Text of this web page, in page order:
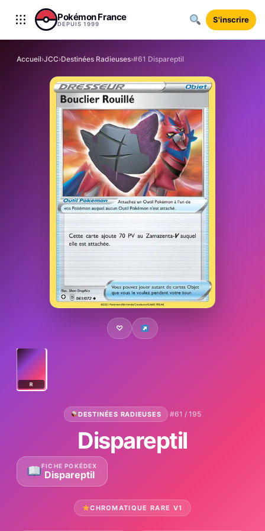
Aller au contenu
Pokémon France
DEPUIS 1999 S'inscrire
Accueil›JCC›Destinées Radieuses›#61 Dispareptil
♡
R
DESTINÉES RADIEUSES ·#61 / 195
Dispareptil
FICHE POKÉDEX
Dispareptil
CHROMATIQUE RARE V1